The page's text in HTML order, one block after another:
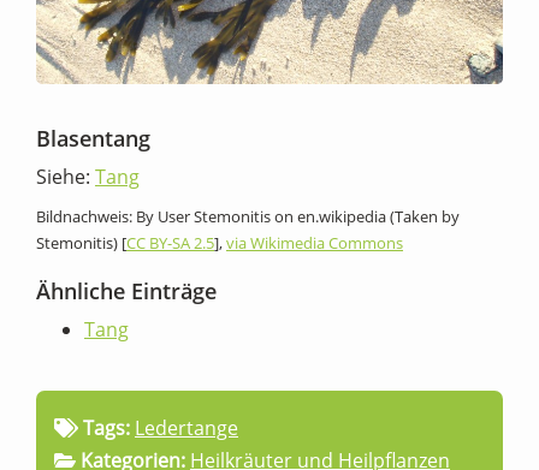
Blasentang
Siehe: Tang
Bildnachweis: By User Stemonitis on en.wikipedia (Taken by
Stemonitis) [CC BY-SA 2.5],via Wikimedia Commons
Ähnliche Einträge
Tang
Tags: Ledertange
Kategorien: Heilkräuter und Heilpflanzen